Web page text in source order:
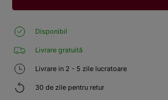
Disponibil
Livrare gratuită
Livrare in 2 - 5 zile lucratoare
30 de zile pentru retur